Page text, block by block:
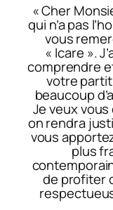
« Cher
qui n’a pas
vous
« Icare ».
comprendre
votre
beaucoup
Je veux
on rendra
vous
plus
de profiter